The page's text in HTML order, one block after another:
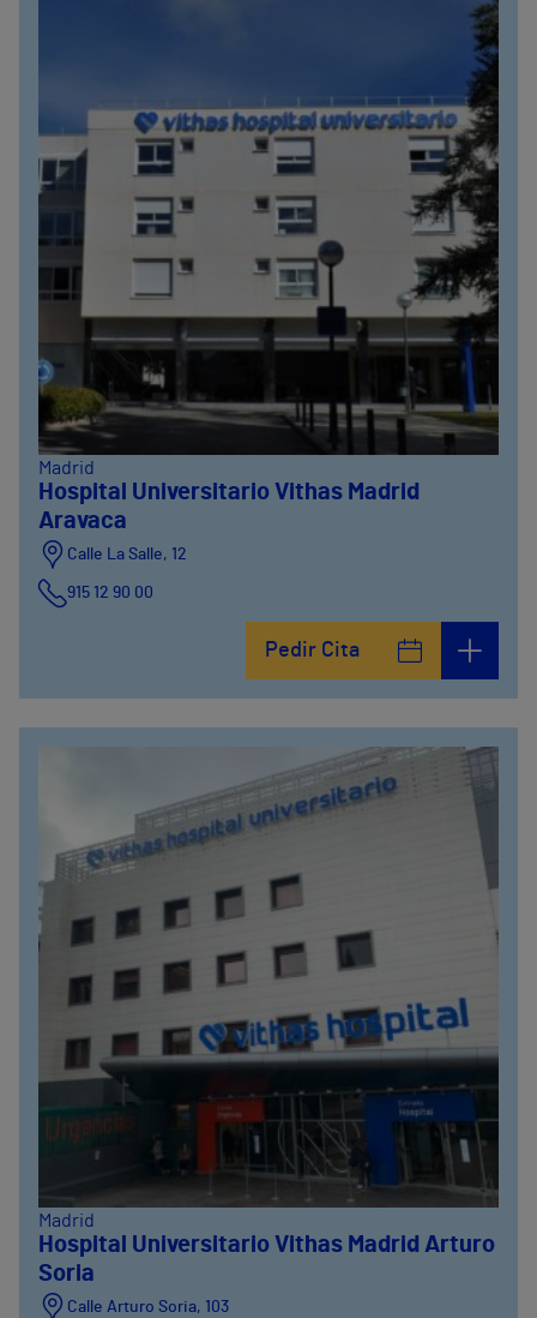
Madrid
Hospital Universitario Vithas Madrid
Aravaca
Calle La Salle, 12
915 12 90 00
Pedir Cita
Madrid
Hospital Universitario Vithas Madrid Arturo
Soria
Calle Arturo Soria, 103